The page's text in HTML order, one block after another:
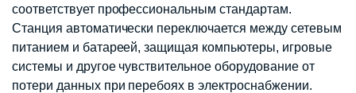
соответствует профессиональным стандартам.
Станция автоматически переключается между сетевым
питанием и батареей, защищая компьютеры, игровые
системы и другое чувствительное оборудование от
потери данных при перебоях в электроснабжении.